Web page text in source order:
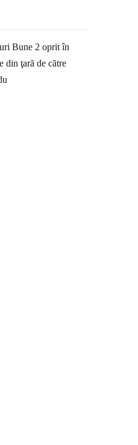
Bune 2 oprit în
din ţară de către